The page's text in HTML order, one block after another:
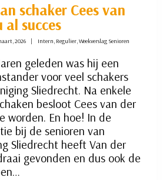
schaker Cees van
al succes
2026 Intern, Regulier,Weekverslag Senioren
geleden was hij een
voor veel schakers
Sliedrecht. Na enkele
besloot Cees van der
worden. En hoe! In de
bij de senioren van
Sliedrecht heeft Van der
gevonden en dus ook de